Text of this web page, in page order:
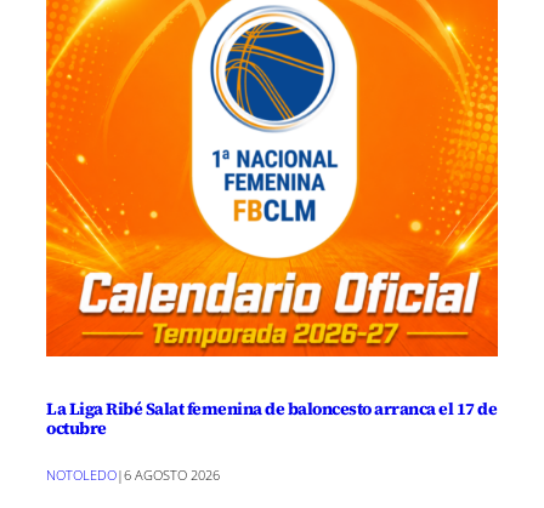
La Liga Ribé Salat femenina de baloncesto arranca el 17 de
octubre
NOTOLEDO|6 AGOSTO 2026